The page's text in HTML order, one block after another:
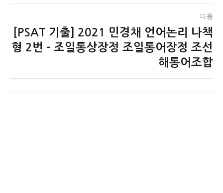
다음
음
[PSAT 기출] 2021 민경채 언어논리 나책
형 2번 – 조일통상장정 조일통어장정 조선
해통어조합